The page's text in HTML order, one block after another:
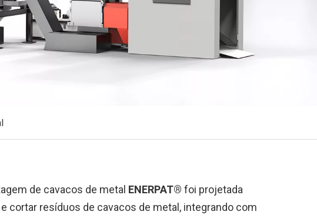
de cavacos de metal ENERPAT® foi projetada
cortar resíduos de cavacos de metal, integrando com